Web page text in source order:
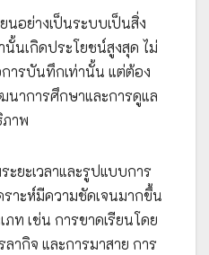
นอย่างเป็นระบบเป็นสิ่ง
นเกิดประโยชน์สูงสุด ไม่
ารบันทึกเท่านั้น แต่ต้อง
าการศึกษาและการดูแล
าพ
ยะเวลาและรูปแบบการ
ราะห์มีความชัดเจนมากขึ้น
ท เช่น การขาดเรียนโดย
ากิจ และการมาสาย การ